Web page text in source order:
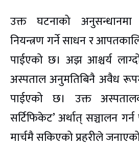
उक्त घटनाको
नियन्त्रण गर्ने साधन र
पाईएको छ। अझ आश्चर्य
अस्पताल अनुमतिबिनै अवैध
पाईएको छ। उक्त
सर्टिफिकेट’ अर्थात् सञ्चालन
मार्चमै सकिएको प्रहरीले